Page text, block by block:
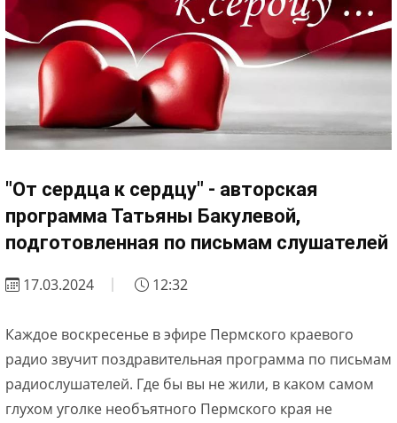
"От сердца к сердцу" - авторская
программа Татьяны Бакулевой,
подготовленная по письмам слушателей
17.03.2024 12:32
Каждое воскресенье в эфире Пермского краевого
радио звучит поздравительная программа по письмам
радиослушателей. Где бы вы не жили, в каком самом
глухом уголке необъятного Пермского края не